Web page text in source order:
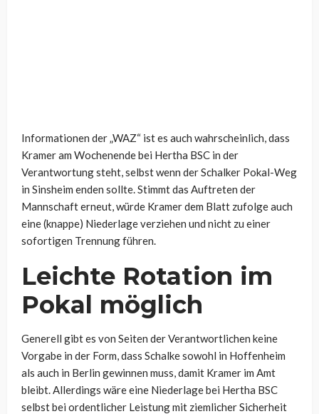
Informationen der „WAZ“ ist es auch wahrscheinlich, dass
Kramer am Wochenende bei Hertha BSC in der
Verantwortung steht, selbst wenn der Schalker Pokal-Weg
in Sinsheim enden sollte. Stimmt das Auftreten der
Mannschaft erneut, würde Kramer dem Blatt zufolge auch
eine (knappe) Niederlage verziehen und nicht zu einer
sofortigen Trennung führen.
Leichte Rotation im
Pokal möglich
Generell gibt es von Seiten der Verantwortlichen keine
Vorgabe in der Form, dass Schalke sowohl in Hoffenheim
als auch in Berlin gewinnen muss, damit Kramer im Amt
bleibt. Allerdings wäre eine Niederlage bei Hertha BSC
selbst bei ordentlicher Leistung mit ziemlicher Sicherheit